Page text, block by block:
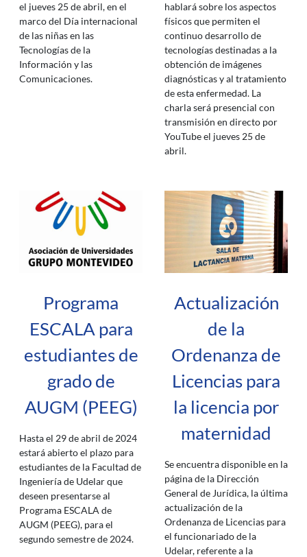
el jueves 25 de abril, en el
marco del Día internacional
de las niñas en las
Tecnologías de la
Información y las
Comunicaciones.
hablará sobre los aspectos
físicos que permiten el
continuo desarrollo de
tecnologías destinadas a la
obtención de imágenes
diagnósticas y al tratamiento
de esta enfermedad. La
charla será presencial con
transmisión en directo por
YouTube el jueves 25 de
abril.
Programa
ESCALA para
estudiantes de
grado de
AUGM (PEEG)
Hasta el 29 de abril de 2024
estará abierto el plazo para
estudiantes de la Facultad de
Ingeniería de Udelar que
deseen presentarse al
Programa ESCALA de
AUGM (PEEG), para el
segundo semestre de 2024.
Actualización
de la
Ordenanza de
Licencias para
la licencia por
maternidad
Se encuentra disponible en la
página de la Dirección
General de Jurídica, la última
actualización de la
Ordenanza de Licencias para
el funcionariado de la
Udelar, referente a la